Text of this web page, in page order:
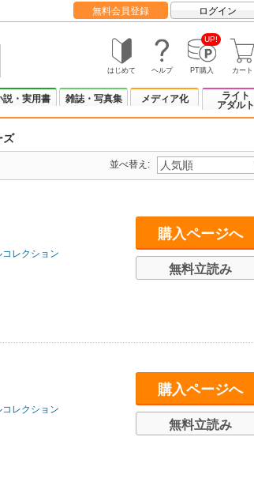
無料会員登録 ログイン
はじめて ヘルプ
UP!
PT購入 カート
説・実用書 雑誌・写真集 メディア化
ライト
アダルト
ズ
並べ替え:
レクション
購入ページへ
無料立読み
レクション
購入ページへ
無料立読み